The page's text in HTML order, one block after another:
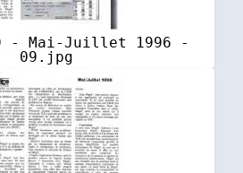
- Mai-Juillet 1996 -
09.jpg